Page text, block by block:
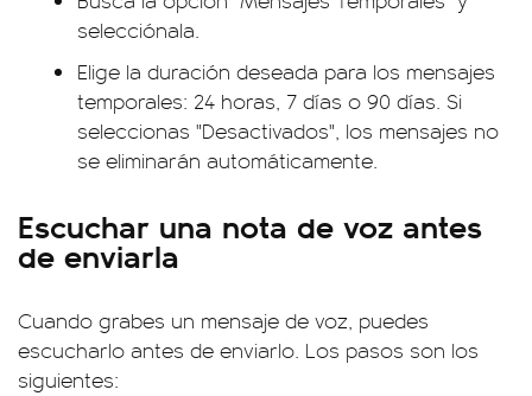
selecciónala.
Elige la duración deseada para los mensajes
temporales: 24 horas, 7 días o 90 días. Si
seleccionas "Desactivados", los mensajes no
se eliminarán automáticamente.
Escuchar una nota de voz antes
de enviarla
Cuando grabes un mensaje de voz, puedes
escucharlo antes de enviarlo. Los pasos son los
siguientes: